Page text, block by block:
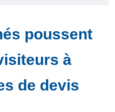
poussent
à
de devis